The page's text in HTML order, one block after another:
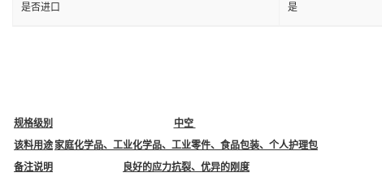
是否进口 是
规格级别
中空
该料用途 家庭化学品、工业化学品、工业零件、食品包装、个人护理包
备注说明
良好的应力抗裂、优异的刚度